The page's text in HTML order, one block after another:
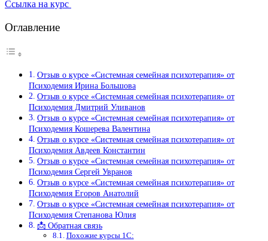
Ссылка на курс
Оглавление
Отзыв о курсе «Системная семейная психотерапия» от
Психодемия Ирина Большова
Отзыв о курсе «Системная семейная психотерапия» от
Психодемия Дмитрий Уливанов
Отзыв о курсе «Системная семейная психотерапия» от
Психодемия Кошерева Валентина
Отзыв о курсе «Системная семейная психотерапия» от
Психодемия Авдеев Константин
Отзыв о курсе «Системная семейная психотерапия» от
Психодемия Сергей Увранов
Отзыв о курсе «Системная семейная психотерапия» от
Психодемия Егоров Анатолий
Отзыв о курсе «Системная семейная психотерапия» от
Психодемия Степанова Юлия
📩 Обратная связь
Похожие курсы 1С: